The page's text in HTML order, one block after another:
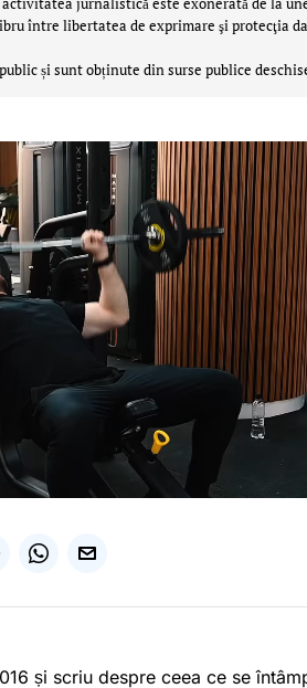
între libertatea de exprimare şi protecţia
și sunt obținute din surse publice
și scriu despre ceea ce se